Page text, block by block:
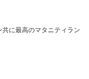
に最高のマタニティラン